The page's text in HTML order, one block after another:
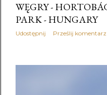
WĘGRY -
PARK - HUNGARY
Udostępnij Prześlij komentarz